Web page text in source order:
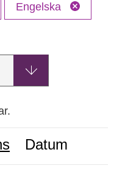
Engelska
Datum